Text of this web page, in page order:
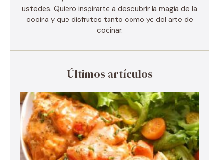
ustedes. Quiero inspirarte a descubrir la magia de la
cocina y que disfrutes tanto como yo del arte de
cocinar.
Últimos artículos